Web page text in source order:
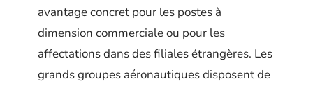
avantage concret pour les postes à
dimension commerciale ou pour les
affectations dans des filiales étrangères. Les
grands groupes aéronautiques disposent de